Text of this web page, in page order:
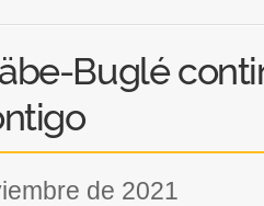
Buglé
de 2021